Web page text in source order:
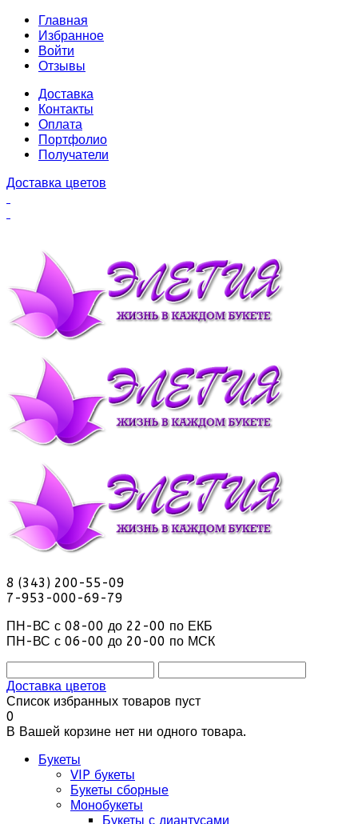
Главная
Избранное
Войти
Отзывы
Доставка
Контакты
Оплата
Портфолио
Получатели
Доставка цветов
8 (343) 200-55-09
7-953-000-69-79
ПН-ВС с 08-00 до 22-00 по ЕКБ
ПН-ВС с 06-00 до 20-00 по МСК
Доставка цветов
Список избранных товаров пуст
0
В Вашей корзине нет ни одного товара.
Букеты
VIP букеты
Букеты сборные
Монобукеты
Букеты с диантусами